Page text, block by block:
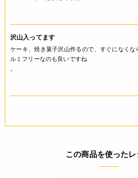
ても必ずしも在庫を保証するものでは
詳細
＜食品添加物＞膨張剤製剤
◆用途
小麦粉300gに対し、本品9g～15gを目
沢山入ってます
ケーキ、焼き菓子沢山作るので、すぐになく
ルミフリーなのも良いですね
。
この商品を使った